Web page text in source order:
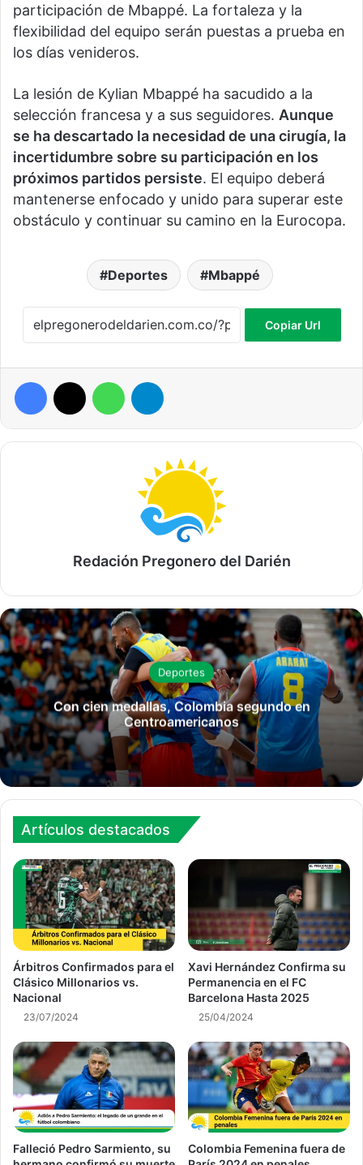
participación de Mbappé. La fortaleza y la
flexibilidad del equipo serán puestas a prueba en
los días venideros.
La lesión de Kylian Mbappé ha sacudido a la
selección francesa y a sus seguidores. Aunque
se ha descartado la necesidad de una cirugía, la
incertidumbre sobre su participación en los
próximos partidos persiste. El equipo deberá
mantenerse enfocado y unido para superar este
obstáculo y continuar su camino en la Eurocopa.
Deportes Mbappé
Copiar Url
Facebook WhatsApp
Redación Pregonero del Darién
Deportes
Con cien medallas, Colombia segundo en
Centroamericanos
Artículos destacados
Árbitros Confirmados para el
Clásico Millonarios vs.
Nacional
23/07/2024
Xavi Hernández Confirma su
Permanencia en el FC
Barcelona Hasta 2025
25/04/2024
Falleció Pedro Sarmiento, su
Colombia Femenina fuera de